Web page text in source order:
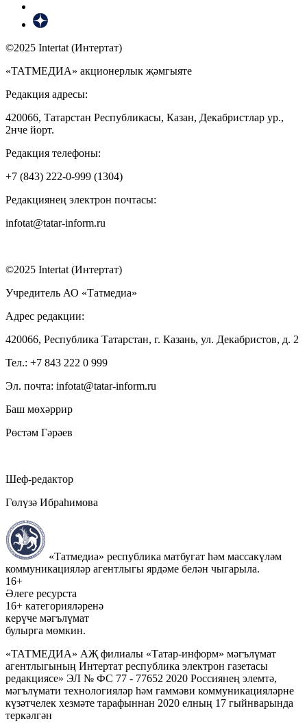
©2025 Intertat (Интертат)
«ТАТМЕДИА» акционерлык җәмгыяте
Редакция адресы:
420066, Татарстан Республикасы, Казан, Декабристлар ур.,
2нче йорт.
Редакция телефоны:
+7 (843) 222-0-999 (1304)
Редакциянең электрон почтасы:
infotat@tatar-inform.ru
©2025 Intertat (Интертат)
Учредитель АО «Татмедиа»
Адрес редакции:
420066, Республика Татарстан, г. Казань, ул. Декабристов, д. 2
Тел.: +7 843 222 0 999
Эл. почта: infotat@tatar-inform.ru
Баш мөхәррир
Рөстәм Гәрәев
Шеф-редактор
Гөлүзә Ибраһимова
«Татмедиа» республика матбугат һәм массакүләм
коммуникацияләр агентлыгы ярдәме белән чыгарыла.
16+
Әлеге ресурста
16+ категорияләренә
керүче мәгълүмат
булырга мөмкин.
«ТАТМЕДИА» АҖ филиалы «Татар-информ» мәгълүмат
агентлыгының Интертат республика электрон газетасы
редакциясе» ЭЛ № ФС 77 - 77652 2020 Россиянең элемтә,
мәгълүмати технологияләр һәм гаммәви коммуникацияләрне
күзәтчелек хезмәте тарафыннан 2020 елның 17 гыйнварында
теркәлгән